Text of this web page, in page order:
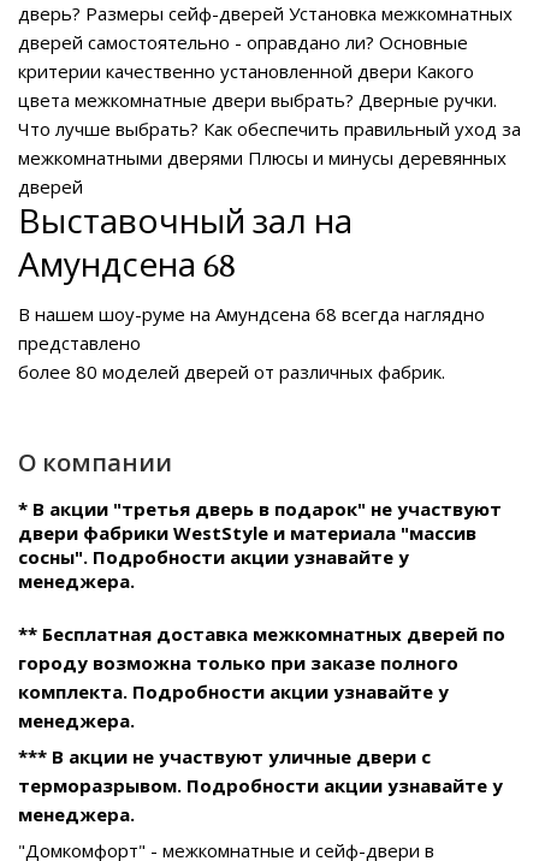
дверь? Размеры сейф-дверей Установка межкомнатных
дверей самостоятельно - оправдано ли? Основные
критерии качественно установленной двери Какого
цвета межкомнатные двери выбрать? Дверные ручки.
Что лучше выбрать? Как обеспечить правильный уход за
межкомнатными дверями Плюсы и минусы деревянных
дверей
Выставочный зал на
Амундсена 68
В нашем шоу-руме на Амундсена 68 всегда наглядно
представлено
более 80 моделей дверей от различных фабрик.
О компании
* В акции "третья дверь в подарок" не участвуют
двери фабрики WestStyle и материала "массив
сосны". Подробности акции узнавайте у
менеджера.
** Бесплатная доставка межкомнатных дверей по
городу возможна только при заказе полного
комплекта. Подробности акции узнавайте у
менеджера.
*** В акции не участвуют уличные двери с
терморазрывом. Подробности акции узнавайте у
менеджера.
"Домкомфорт" - межкомнатные и сейф-двери в